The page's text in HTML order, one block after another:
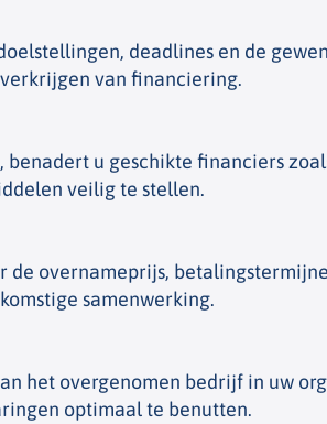
deadlines en de
van financiering.
u geschikte financiers
veilig te stellen.
de overnameprijs,
samenwerking.
het overgenomen bedrijf in uw
optimaal te benutten.